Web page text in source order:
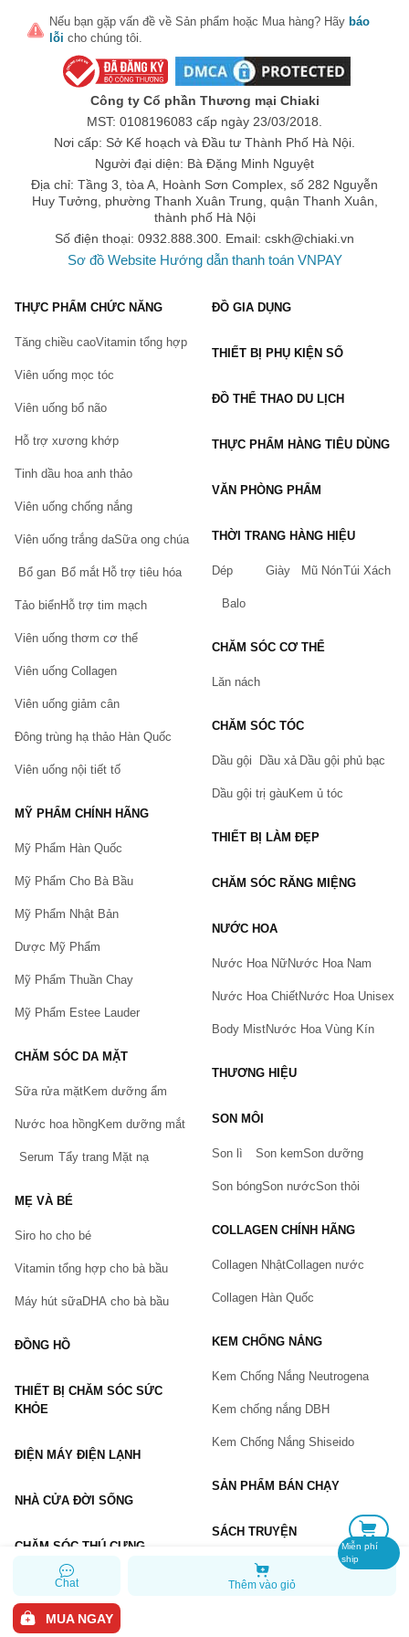
Cushion Yves Saint Laurent trở thành điểm nhấn trong các bộ
trang điểm hàng ngày của phái đẹp. Nhiều người dùng cho biết
họ cảm thấy thoải mái và tự tin hơn khi trang điểm với sản
phẩm này.
Chọn ngay Set Lõi Phấn Nước Cushion Yves Saint Laurent
YSL Le Cushion Encre De Peau Luminous Matte SPF 33
để trải nghiệm sản phẩm chất lượng ưu việt, tạo nên vẻ
đẹp hoàn hảo cho làn da bạn!
Chat Thêm vào giỏ
MUA NGAY
Miễn phí
ship
Nếu bạn gặp vấn đề về Sản phẩm hoặc Mua hàng? Hãy báo
lỗi cho chúng tôi.
Bạn gặp vấn đề về sản phẩm hay mua hàng?
Hãy báo lỗi cho chúng tôi. Hoặc gọi cho chúng tôi qua số
Vấn đề(*)
GỬI BÁO LỖI
Công ty Cổ phần Thương mại Chiaki
MST: 0108196083 cấp ngày 23/03/2018.
Nơi cấp: Sở Kế hoạch và Đầu tư Thành Phố Hà Nội.
Người đại diện: Bà Đặng Minh Nguyệt
Địa chỉ: Tầng 3, tòa A, Hoành Sơn Complex, số 282 Nguyễn
Huy Tưởng, phường Thanh Xuân Trung, quận Thanh Xuân,
thành phố Hà Nội
Số điện thoại: 0932.888.300. Email: cskh@chiaki.vn
Sơ đồ Website Hướng dẫn thanh toán VNPAY
THỰC PHẨM CHỨC NĂNG
Tăng chiều caoVitamin tổng hợp
Viên uống mọc tóc
Viên uống bổ não
Hỗ trợ xương khớp
Tinh dầu hoa anh thảo
Viên uống chống nắng
Viên uống trắng daSữa ong chúa
Bổ gan Bổ mắt Hỗ trợ tiêu hóa
Tảo biểnHỗ trợ tim mạch
Viên uống thơm cơ thể
Viên uống Collagen
Viên uống giảm cân
Đông trùng hạ thảo Hàn Quốc
Viên uống nội tiết tố
MỸ PHẨM CHÍNH HÃNG
Mỹ Phẩm Hàn Quốc
Mỹ Phẩm Cho Bà Bầu
Mỹ Phẩm Nhật Bản
Dược Mỹ Phẩm
Mỹ Phẩm Thuần Chay
Mỹ Phẩm Estee Lauder
CHĂM SÓC DA MẶT
Sữa rửa mặtKem dưỡng ẩm
Nước hoa hồngKem dưỡng mắt
Serum Tẩy trang Mặt nạ
MẸ VÀ BÉ
Siro ho cho bé
Vitamin tổng hợp cho bà bầu
Máy hút sữaDHA cho bà bầu
ĐỒNG HỒ
THIẾT BỊ CHĂM SÓC SỨC
KHỎE
ĐIỆN MÁY ĐIỆN LẠNH
NHÀ CỬA ĐỜI SỐNG
CHĂM SÓC THÚ CƯNG
ĐỒ GIA DỤNG
THIẾT BỊ PHỤ KIỆN SỐ
ĐỒ THỂ THAO DU LỊCH
THỰC PHẨM HÀNG TIÊU DÙNG
VĂN PHÒNG PHẨM
THỜI TRANG HÀNG HIỆU
Dép Giày Mũ NónTúi Xách
Balo
CHĂM SÓC CƠ THỂ
Lăn nách
CHĂM SÓC TÓC
Dầu gội Dầu xả Dầu gội phủ bạc
Dầu gội trị gàuKem ủ tóc
THIẾT BỊ LÀM ĐẸP
CHĂM SÓC RĂNG MIỆNG
NƯỚC HOA
Nước Hoa NữNước Hoa Nam
Nước Hoa ChiếtNước Hoa Unisex
Body MistNước Hoa Vùng Kín
THƯƠNG HIỆU
SON MÔI
Son lì Son kemSon dưỡng
Son bóngSon nướcSon thỏi
COLLAGEN CHÍNH HÃNG
Collagen NhậtCollagen nước
Collagen Hàn Quốc
KEM CHỐNG NẮNG
Kem Chống Nắng Neutrogena
Kem chống nắng DBH
Kem Chống Nắng Shiseido
SẢN PHẨM BÁN CHẠY
SÁCH TRUYỆN